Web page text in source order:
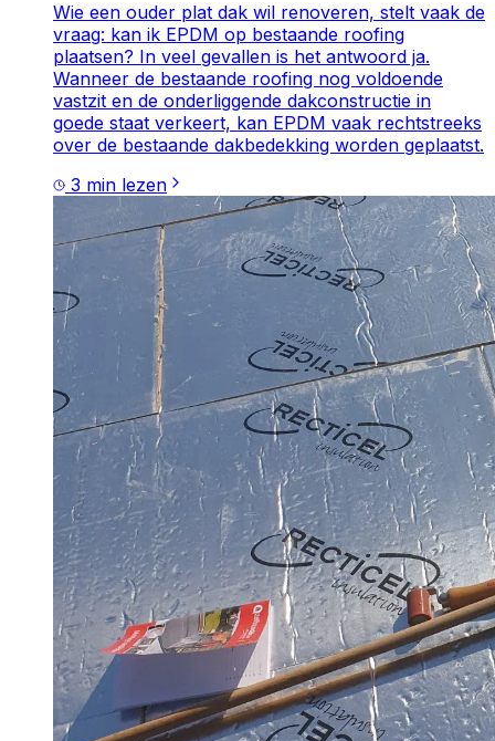
Wie een ouder plat dak wil renoveren, stelt vaak de
vraag: kan ik EPDM op bestaande roofing
plaatsen? In veel gevallen is het antwoord ja.
Wanneer de bestaande roofing nog voldoende
vastzit en de onderliggende dakconstructie in
goede staat verkeert, kan EPDM vaak rechtstreeks
over de bestaande dakbedekking worden geplaatst.
3 min lezen